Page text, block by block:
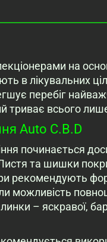
на
в лікувальних
перебіг
триває всього
Auto C.B.D
починається
Листя та шишки
рекомендують
можливість
– яскравої,